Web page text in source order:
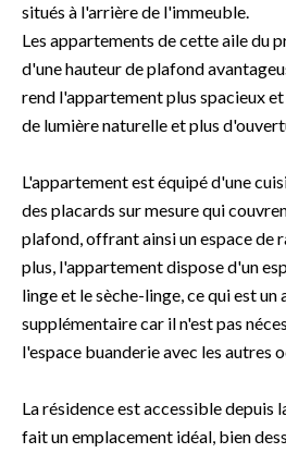
situés à l'arrière de l'immeuble.
Les appartements de cette aile du
d'une hauteur de plafond
rend l'appartement plus spacieux
de lumière naturelle et plus
L'appartement est équipé d'une
des placards sur mesure qui
plafond, offrant ainsi un espace de
plus, l'appartement dispose d'un
linge et le sèche-linge, ce qui est un
supplémentaire car il n'est pas
l'espace buanderie avec les autres
La résidence est accessible depuis
fait un emplacement idéal, bien